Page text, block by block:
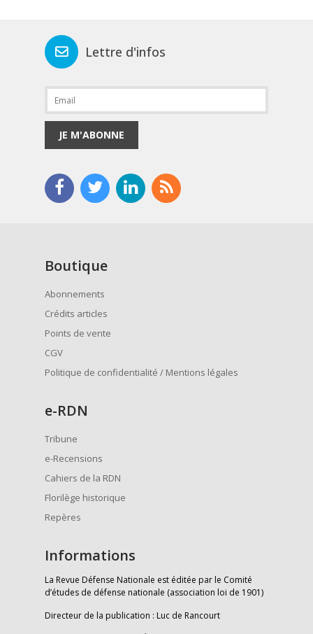
Lettre d'infos
JE M'ABONNE
Boutique
Abonnements
Crédits articles
Points de vente
CGV
Politique de confidentialité / Mentions légales
e-RDN
Tribune
e-Recensions
Cahiers de la RDN
Florilège historique
Repères
Informations
La Revue Défense Nationale est éditée par le Comité
d’études de défense nationale (association loi de 1901)
Directeur de la publication : Luc de Rancourt